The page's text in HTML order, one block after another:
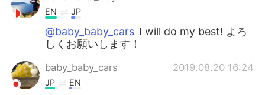
EN JP
@baby_baby_cars I will do my best! よろ
しくお願いします！
baby_baby_cars 2019.08.20 16:24
JP EN